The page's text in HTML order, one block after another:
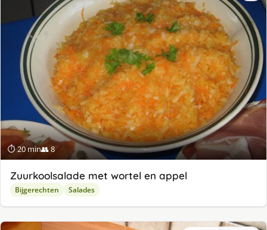
⏱ 20 min👥 8
Zuurkoolsalade met wortel en appel
Bijgerechten Salades